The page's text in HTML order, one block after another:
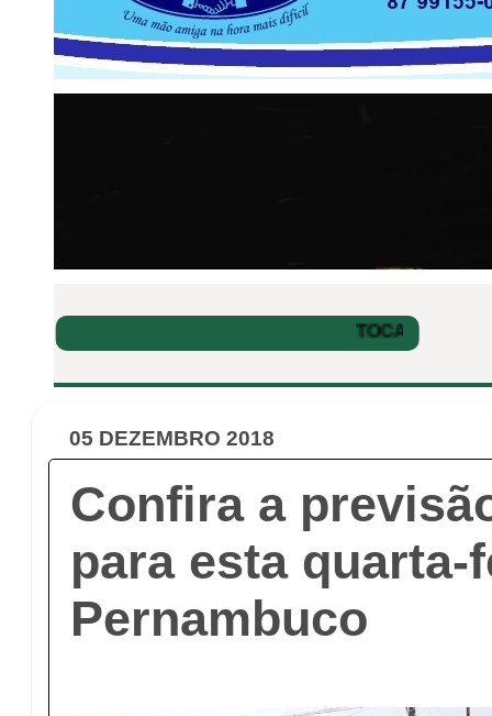
05 DEZEMBRO 2018
Confira a
para esta quarta-
Pernambuco